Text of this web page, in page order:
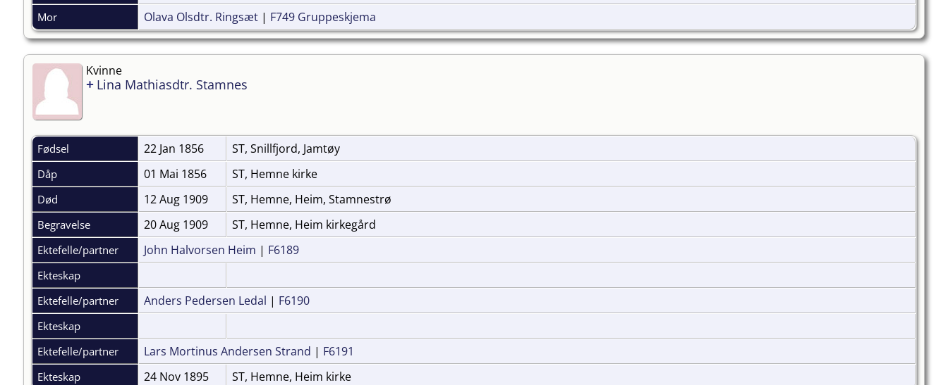
Mor Olava Olsdtr. Ringsæt | F749 Gruppeskjema
Kvinne
+ Lina Mathiasdtr. Stamnes
Fødsel 22 Jan 1856 ST, Snillfjord, Jamtøy
Dåp 01 Mai 1856 ST, Hemne kirke
Død 12 Aug 1909 ST, Hemne, Heim, Stamnestrø
Begravelse 20 Aug 1909 ST, Hemne, Heim kirkegård
Ektefelle/partner John Halvorsen Heim | F6189
Ekteskap
Ektefelle/partner
Anders Pedersen Ledal | F6190
Ekteskap
Ektefelle/partner
Lars Mortinus Andersen Strand | F6191
Ekteskap 24 Nov 1895 ST, Hemne, Heim kirke